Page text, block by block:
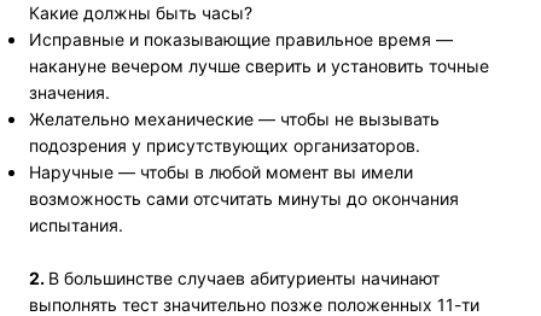
Какие должны быть часы?
Исправные и показывающие правильное время —
накануне вечером лучше сверить и установить точные
значения.
Желательно механические — чтобы не вызывать
подозрения у присутствующих организаторов.
Наручные — чтобы в любой момент вы имели
возможность сами отсчитать минуты до окончания
испытания.
2. В большинстве случаев абитуриенты начинают
выполнять тест значительно позже положенных 11-ти